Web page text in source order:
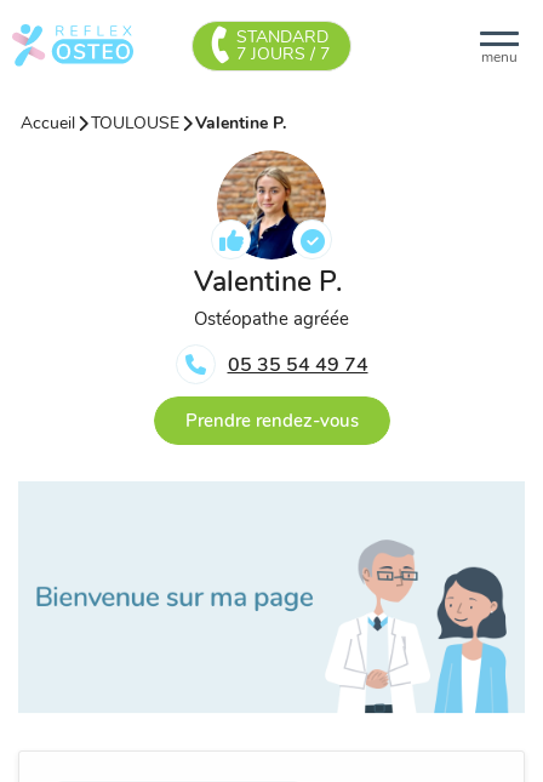
menu
STANDARD
7 JOURS / 7
Accueil TOULOUSE Valentine P.
Valentine P.
Ostéopathe agréée
05 35 54 49 74
Prendre rendez-vous